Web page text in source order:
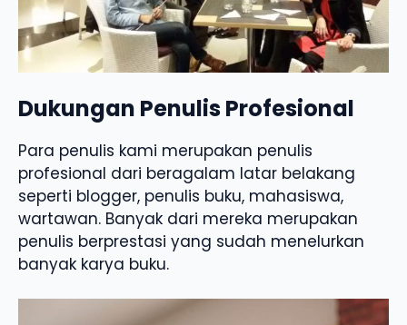
Dukungan Penulis Profesional
Para penulis kami merupakan penulis
profesional dari beragalam latar belakang
seperti blogger, penulis buku, mahasiswa,
wartawan. Banyak dari mereka merupakan
penulis berprestasi yang sudah menelurkan
banyak karya buku.